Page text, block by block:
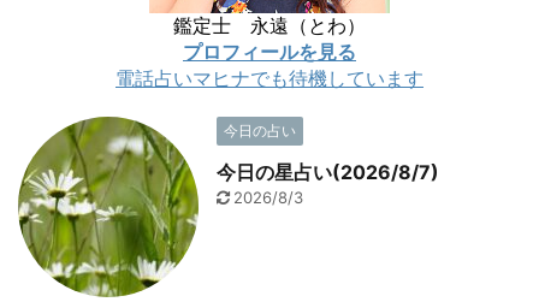
鑑定士 永遠（とわ）
プロフィールを見る
電話占いマヒナでも待機しています
今日の占い
今日の星占い(2026/8/7)
2026/8/3